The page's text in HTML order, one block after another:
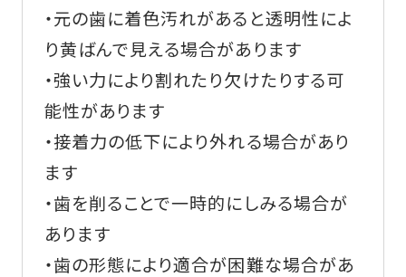
・元の歯に着色汚れがあると透明性によ
り黄ばんで見える場合があります
・強い力により割れたり欠けたりする可
能性があります
・接着力の低下により外れる場合があり
ます
・歯を削ることで一時的にしみる場合が
あります
・歯の形態により適合が困難な場合があ